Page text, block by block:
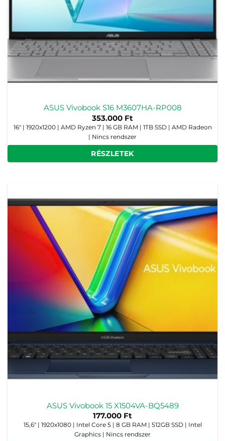
ASUS Vivobook S16 M3607HA-RP008
353.000 Ft
16" | 1920x1200 | AMD Ryzen 7 | 16 GB RAM | 1TB SSD | AMD Radeon
| Nincs rendszer
RÉSZLETEK
ASUS Vivobook 15 X1504VA-BQ5489
177.000 Ft
15,6" | 1920x1080 | Intel Core 5 | 8 GB RAM | 512GB SSD | Intel
Graphics | Nincs rendszer